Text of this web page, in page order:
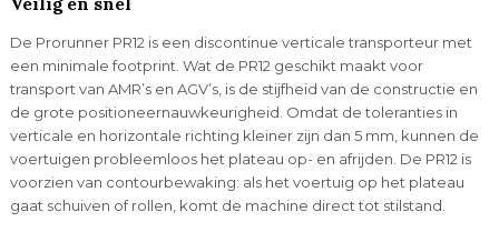
De Prorunner PR12 is een discontinue verticale transporteur met
een minimale footprint. Wat de PR12 geschikt maakt voor
transport van AMR’s en AGV’s, is de stijfheid van de constructie en
de grote positioneernauwkeurigheid. Omdat de toleranties in
verticale en horizontale richting kleiner zijn dan 5 mm, kunnen de
voertuigen probleemloos het plateau op- en afrijden. De PR12 is
voorzien van contourbewaking: als het voertuig op het plateau
gaat schuiven of rollen, komt de machine direct tot stilstand.